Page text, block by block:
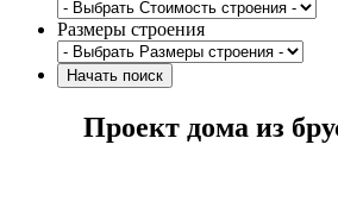
Размеры строения
Проект дома из